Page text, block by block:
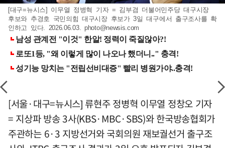
[대구=뉴시스] 이무열 정병혁 기자 = 김부겸 더불어민주당 대구시장
후보와 추경호 국민의힘 대구시장 후보가 3일 대구에서 출구조사를 확
인하고 있다. 2026.06.03. photo@newsis.com
[서울·대구=뉴시스] 류현주 정병혁 이무열 정창오 기자
= 지상파 방송 3사(KBS·MBC·SBS)와 한국방송협회가
주관하는 6·3 지방선거와 국회의원 재보궐선거 출구조